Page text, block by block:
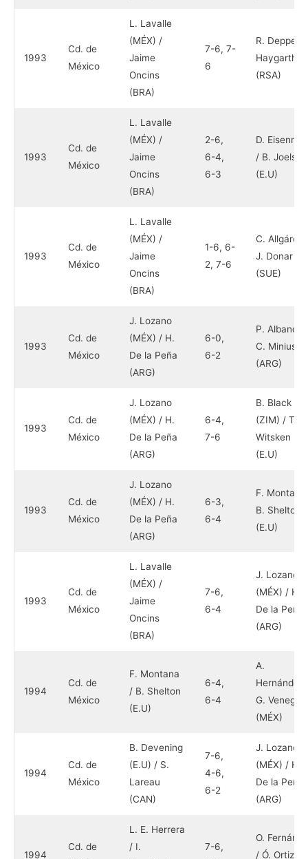
1993
Cd. de
México
L. Lavalle
(MÉX) /
Jaime
Oncins
(BRA)
7-6, 7-
6
R. Deppe /
Haygarth
(RSA)
1993
Cd. de
México
L. Lavalle
(MÉX) /
Jaime
Oncins
(BRA)
2-6,
6-4,
6-3
D.
/ B. Joelson
(E.U)
1993
Cd. de
México
L. Lavalle
(MÉX) /
Jaime
Oncins
(BRA)
1-6, 6-
2, 7-6
C. Allgárdh
J. Donar
(SUE)
1993
Cd. de
México
J. Lozano
(MÉX) / H.
De la Peña
(ARG)
6-0,
6-2
P. Albano /
C. Miniussi
(ARG)
1993
Cd. de
México
J. Lozano
(MÉX) / H.
De la Peña
(ARG)
6-4,
7-6
B. Black
(ZIM) / T.
Witsken
(E.U)
1993
Cd. de
México
J. Lozano
(MÉX) / H.
De la Peña
(ARG)
6-3,
6-4
F.
B. Shelton
(E.U)
1993
Cd. de
México
L. Lavalle
(MÉX) /
Jaime
Oncins
(BRA)
7-6,
6-4
J. Lozano
(MÉX) / H.
De la Peña
(ARG)
1994
Cd. de
México
F. Montana
/ B. Shelton
(E.U)
6-4,
6-4
A.
Hernández
G. Venegas
(MÉX)
1994
Cd. de
México
B. Devening
(E.U) / S.
Lareau
(CAN)
7-6,
4-6,
6-2
J. Lozano
(MÉX) / H.
De la Peña
(ARG)
1994
Cd. de
L. E. Herrera
/ I.
7-6,
O.
/ Ó. Ortiz